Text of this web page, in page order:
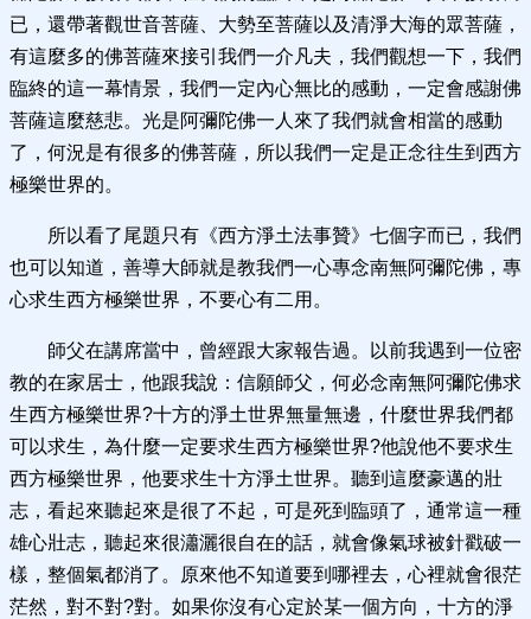
已，還帶著觀世音菩薩、大勢至菩薩以及清淨大海的眾菩薩，
有這麼多的佛菩薩來接引我們一介凡夫，我們觀想一下，我們
臨終的這一幕情景，我們一定內心無比的感動，一定會感謝佛
菩薩這麼慈悲。光是阿彌陀佛一人來了我們就會相當的感動
了，何況是有很多的佛菩薩，所以我們一定是正念往生到西方
極樂世界的。
所以看了尾題只有《西方淨土法事贊》七個字而已，我們
也可以知道，善導大師就是教我們一心專念南無阿彌陀佛，專
心求生西方極樂世界，不要心有二用。
師父在講席當中，曾經跟大家報告過。以前我遇到一位密
教的在家居士，他跟我說：信願師父，何必念南無阿彌陀佛求
生西方極樂世界?十方的淨土世界無量無邊，什麼世界我們都
可以求生，為什麼一定要求生西方極樂世界?他說他不要求生
西方極樂世界，他要求生十方淨土世界。聽到這麼豪邁的壯
志，看起來聽起來是很了不起，可是死到臨頭了，通常這一種
雄心壯志，聽起來很瀟灑很自在的話，就會像氣球被針戳破一
樣，整個氣都消了。原來他不知道要到哪裡去，心裡就會很茫
茫然，對不對?對。如果你沒有心定於某一個方向，十方的淨